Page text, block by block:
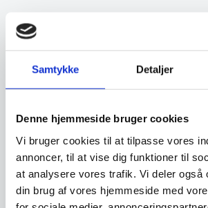
Samtykke Detaljer
Denne hjemmeside bruger cookies
Vi bruger cookies til at tilpasse vores
annoncer, til at vise dig funktioner til
at analysere vores trafik. Vi deler også
din brug af vores hjemmeside med
Har du spørgsmål til varen? Klik her
Relaterede varer
SPAR 11%